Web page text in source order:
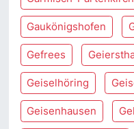
Gaukönigshofen
Gefrees
Geiselhöring
Geisenhausen